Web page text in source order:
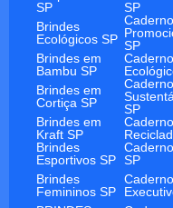
SP
SP
Brindes
Ecológicos SP SP
Brindes em
Bambu SP
Brindes em
Cortiça SP
SP
Brindes em
Kraft SP
Brindes
Esportivos SP SP
Brindes
Femininos SP